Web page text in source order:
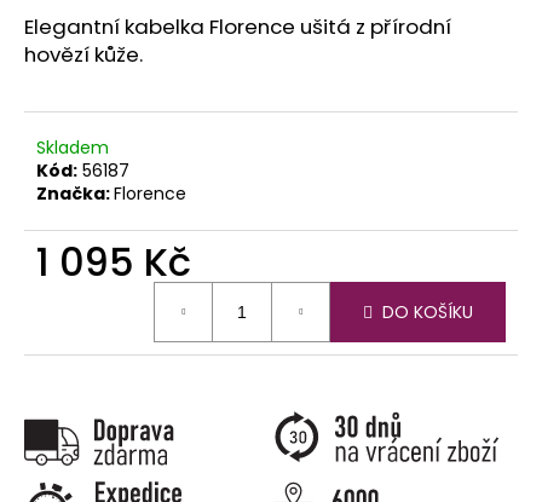
Elegantní kabelka Florence ušitá z přírodní
hovězí kůže.
Skladem
Kód: 56187
Značka:Florence
1 095 Kč
DO KOŠÍKU
č
u
e
m
e